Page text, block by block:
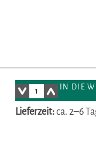
IN DIE
Lieferzeit:ca. 2–6